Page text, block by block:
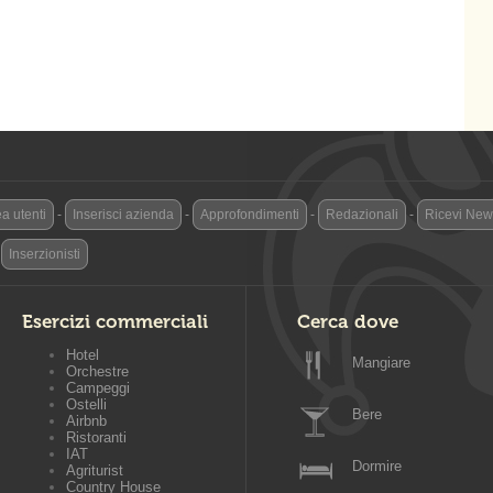
utenti - Inserisci azienda - Approfondimenti - Redazionali - Ricevi
Inserzionisti
Esercizi commerciali
Hotel
Orchestre
Campeggi
Ostelli
Airbnb
Ristoranti
IAT
Agriturist
Country House
Cerca dove
Mangiare
Bere
Dormire